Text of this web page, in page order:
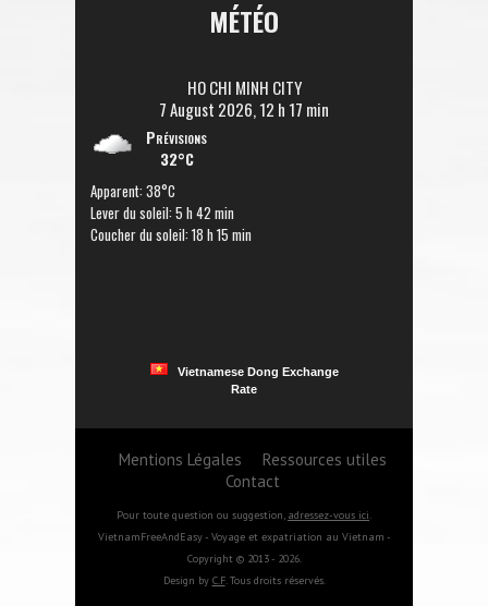
MÉTÉO
HO CHI MINH CITY
7 August 2026, 12 h 17 min
Prévisions
32°C
Apparent: 38°C
Lever du soleil: 5 h 42 min
Coucher du soleil: 18 h 15 min
Vietnamese Dong Exchange
Rate
Mentions Légales
Ressources utiles
Contact
Pour toute question ou suggestion, adressez-vous ici.
VietnamFreeAndEasy - Voyage et expatriation au Vietnam -
Copyright © 2013 - 2026.
Design by C.F. Tous droits réservés.